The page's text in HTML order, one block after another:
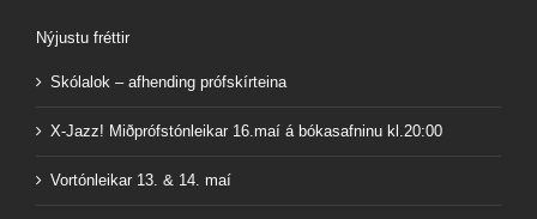
Nýjustu fréttir
Skólalok – afhending prófskírteina
X-Jazz! Miðprófstónleikar 16.maí á bókasafninu kl.20:00
Vortónleikar 13. & 14. maí